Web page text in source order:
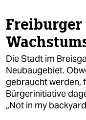
themen
politik
öko
gesellschaft
kultur
Freiburger
Die Stadt im
Neubaugebiet.
gebraucht werden,
Bürgerinitiative
„Not in my